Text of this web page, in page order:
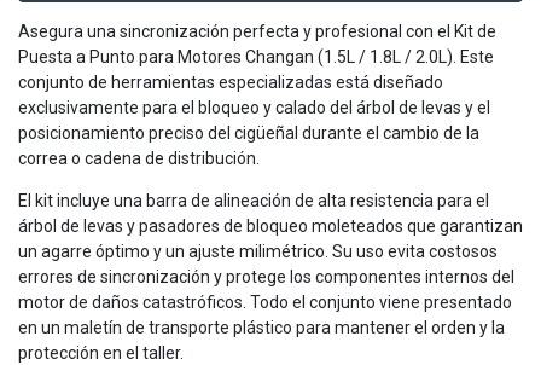
Asegura una sincronización perfecta y profesional con el Kit de
Puesta a Punto para Motores Changan (1.5L / 1.8L / 2.0L). Este
conjunto de herramientas especializadas está diseñado
exclusivamente para el bloqueo y calado del árbol de levas y el
posicionamiento preciso del cigüeñal durante el cambio de la
correa o cadena de distribución.
El kit incluye una barra de alineación de alta resistencia para el
árbol de levas y pasadores de bloqueo moleteados que garantizan
un agarre óptimo y un ajuste milimétrico. Su uso evita costosos
errores de sincronización y protege los componentes internos del
motor de daños catastróficos. Todo el conjunto viene presentado
en un maletín de transporte plástico para mantener el orden y la
protección en el taller.